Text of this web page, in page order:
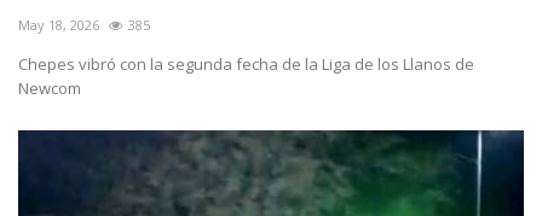
May 18, 2026 385
Chepes vibró con la segunda fecha de la Liga de los Llanos de
Newcom